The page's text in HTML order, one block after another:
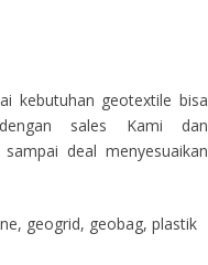
kebutuhan geotextile bisa
sales Kami dan
deal menyesuaikan
geogrid, geobag, plastik